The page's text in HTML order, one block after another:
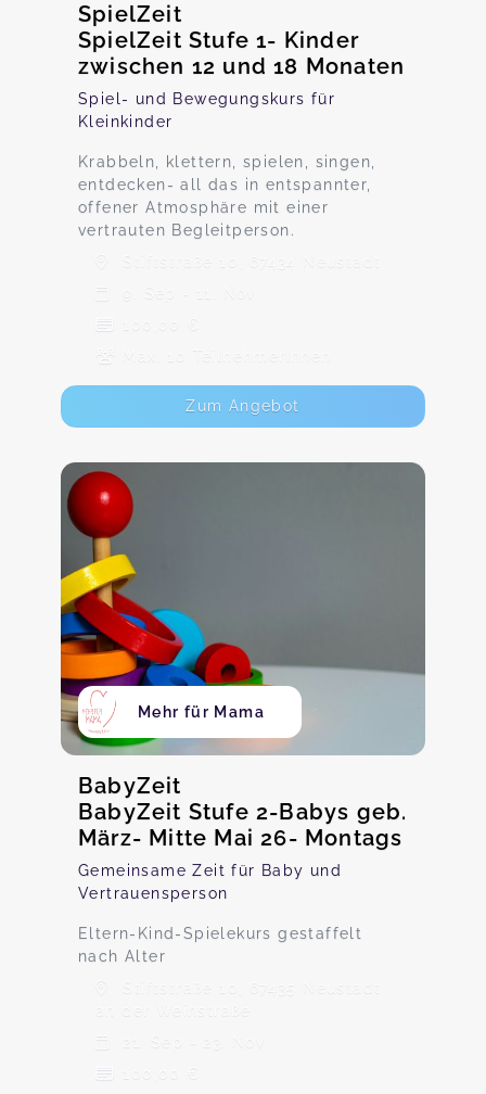
SpielZeit
SpielZeit Stufe 1- Kinder
zwischen 12 und 18 Monaten
Spiel- und Bewegungskurs für
Kleinkinder
Krabbeln, klettern, spielen, singen,
entdecken- all das in entspannter,
offener Atmosphäre mit einer
vertrauten Begleitperson.
Stiftstraße 10, 67434 Neustadt
9. Sep - 11. Nov
100,00 €
Max. 10 TeilnehmerInnen
Zum Angebot
Mehr für Mama
BabyZeit
BabyZeit Stufe 2-Babys geb.
März- Mitte Mai 26- Montags
Gemeinsame Zeit für Baby und
Vertrauensperson
Eltern-Kind-Spielekurs gestaffelt
nach Alter
Stiftstraße 10, 67435 Neustadt
an der Weinstraße
21. Sep - 23. Nov
100,00 €